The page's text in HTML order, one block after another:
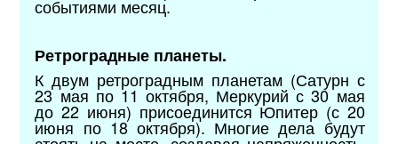
событиями месяц.
Ретроградные планеты.
К двум ретроградным планетам (Сатурн с
23 мая по 11 октября, Меркурий с 30 мая
до 22 июня) присоединится Юпитер (с 20
июня по 18 октября). Многие дела будут